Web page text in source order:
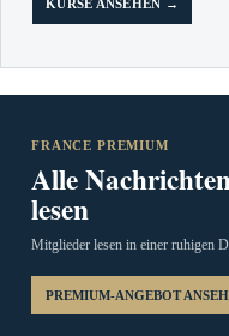
KURSE ANSEHEN →
FRANCE PREMIUM
Alle
lesen
Mitglieder lesen in einer ruhigen
PREMIUM-ANGEBOT